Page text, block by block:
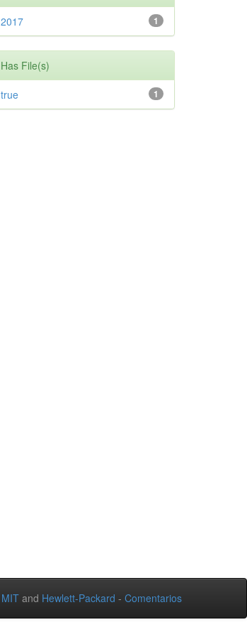
1
2017
Has File(s)
1
true
MIT and Hewlett-Packard - Comentarios